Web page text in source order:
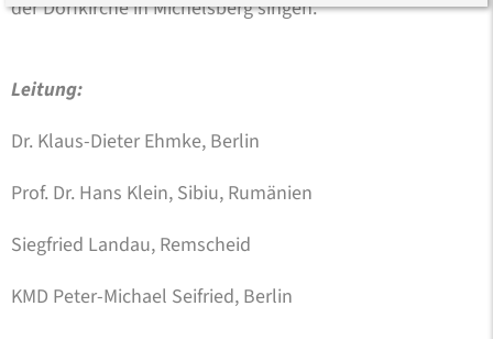
der Dorfkirche in Michelsberg singen.
Leitung:
Dr. Klaus-Dieter Ehmke, Berlin
Prof. Dr. Hans Klein, Sibiu, Rumänien
Siegfried Landau, Remscheid
KMD Peter-Michael Seifried, Berlin